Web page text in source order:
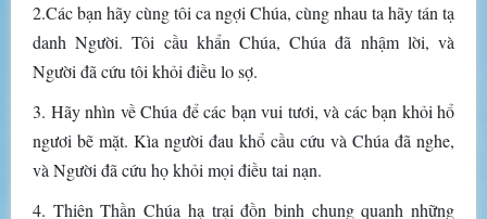
2.Các bạn hãy cùng tôi ca ngợi Chúa, cùng nhau ta hãy tán tạ
danh Người. Tôi cầu khẩn Chúa, Chúa đã nhậm lời, và
Người đã cứu tôi khỏi điều lo sợ.
3. Hãy nhìn về Chúa để các bạn vui tươi, và các bạn khỏi hổ
ngươi bẽ mặt. Kìa người đau khổ cầu cứu và Chúa đã nghe,
và Người đã cứu họ khỏi mọi điều tai nạn.
4. Thiên Thần Chúa hạ trại đồn binh chung quanh những